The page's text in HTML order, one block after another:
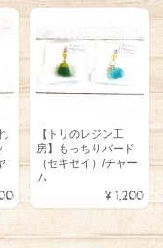
【トリのレジン工
房】もっちりバード
（セキセイ）/チャー
ム
¥1,200